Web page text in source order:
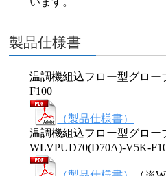
製品仕様書
温調機組込フロー型グロー
F100
（製品仕様書）
温調機組込フロー型グロー
WLVPUD70(D70A)-V5K-